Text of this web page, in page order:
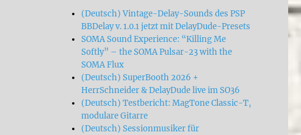
(Deutsch) Vintage-Delay-Sounds des PSP
BBDelay v. 1.0.1 jetzt mit DelayDude-Presets
SOMA Sound Experience: “Killing Me
Softly” – the SOMA Pulsar-23 with the
SOMA Flux
(Deutsch) SuperBooth 2026 +
HerrSchneider & DelayDude live im SO36
(Deutsch) Testbericht: MagTone Classic-T,
modulare Gitarre
(Deutsch) Sessionmusiker für